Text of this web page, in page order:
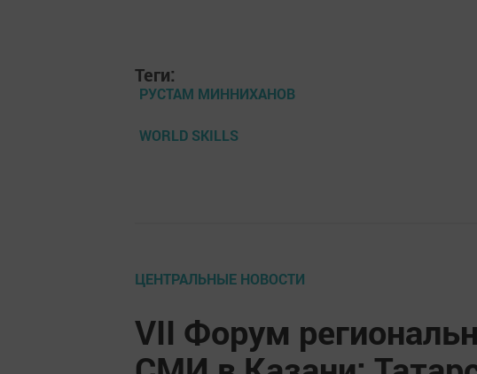
Теги:
РУСТАМ МИННИХАНОВ
WORLD SKILLS
ЦЕНТРАЛЬНЫЕ НОВОСТИ
VII Форум